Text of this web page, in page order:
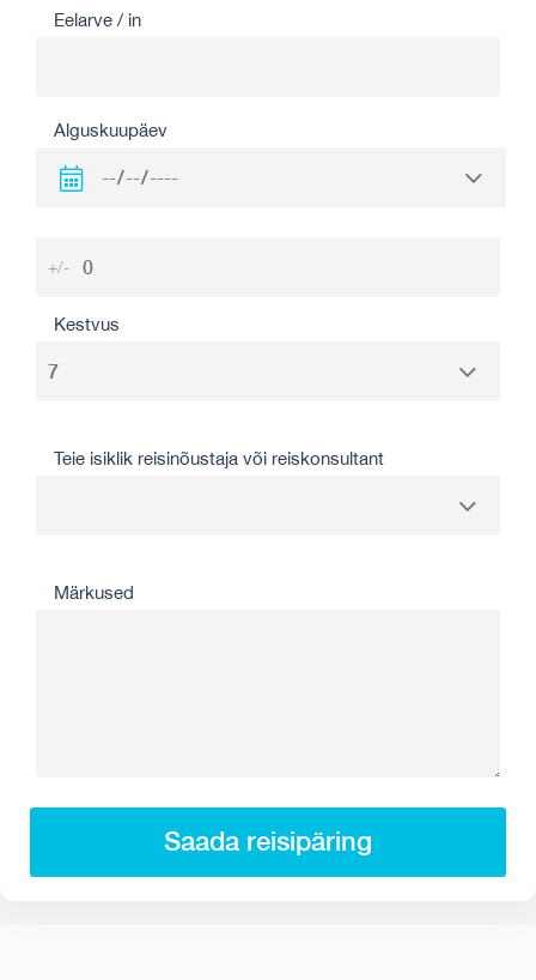
Eelarve / in
Alguskuupäev
+/-
Kestvus
Teie isiklik reisinõustaja või reiskonsultant
Märkused
Saada reisipäring